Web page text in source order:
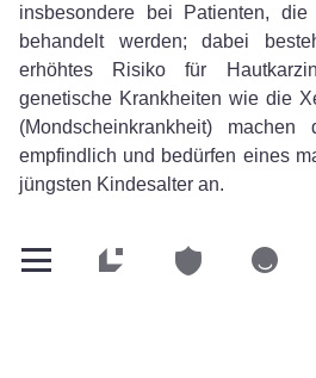
PrivatkundenPrivatkunden
insbesondere bei Patienten, die
behandelt werden; dabei
erhöhtes Risiko für
genetische Krankheiten wie die
(Mondscheinkrankheit)
empfindlich und bedürfen eines
jüngsten Kindesalter an.